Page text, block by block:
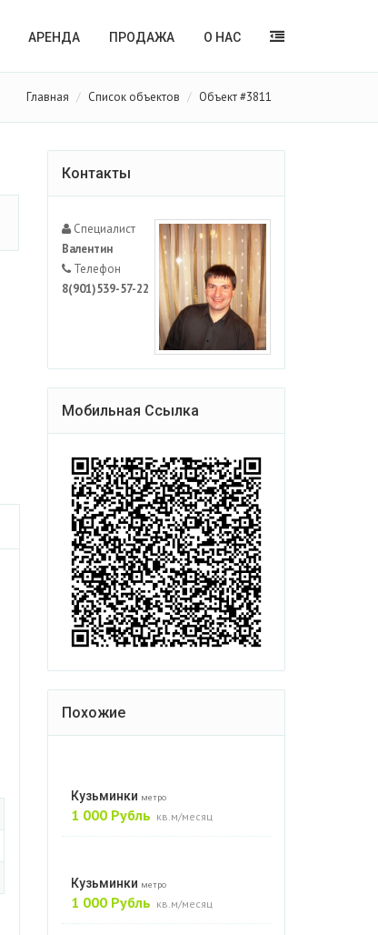
АРЕНДА ПРОДАЖА О НАС
Главная Список объектов Объект #3811
Контакты
Специалист
Валентин
Телефон
8(901)539-57-22
Мобильная Ссылка
Похожие
Кузьминки метро
1 000 Рубль кв.м/месяц
Кузьминки метро
1 000 Рубль кв.м/месяц